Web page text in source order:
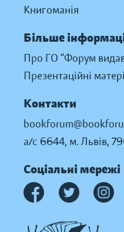
Книгоманія
Більше
Про ГО “Форум
Презентаційні
Контакти
а/с 6644, м. Львів,
Соціальні мережі